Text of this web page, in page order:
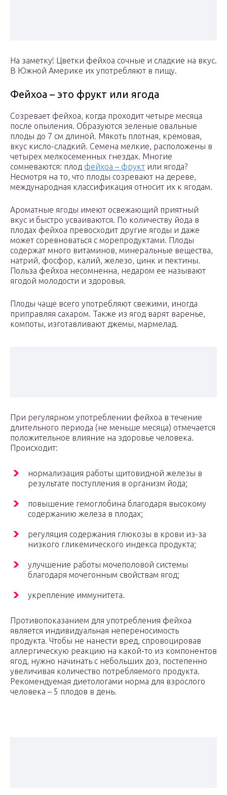
На заметку! Цветки фейхоа сочные и сладкие на вкус.
В Южной Америке их употребляют в пищу.
Фейхоа – это фрукт или ягода
Созревает фейхоа, когда проходит четыре месяца
после опыления. Образуются зеленые овальные
плоды до 7 см длиной. Мякоть плотная, кремовая,
вкус кисло-сладкий. Семена мелкие, расположены в
четырех мелкосеменных гнездах. Многие
сомневаются: плод фейхоа – фрукт или ягода?
Несмотря на то, что плоды созревают на дереве,
международная классификация относит их к ягодам.
Ароматные ягоды имеют освежающий приятный
вкус и быстро усваиваются. По количеству йода в
плодах фейхоа превосходит другие ягоды и даже
может соревноваться с морепродуктами. Плоды
содержат много витаминов, минеральные вещества,
натрий, фосфор, калий, железо, цинк и пектины.
Польза фейхоа несомненна, недаром ее называют
ягодой молодости и здоровья.
Плоды чаще всего употребляют свежими, иногда
приправляя сахаром. Также из ягод варят варенье,
компоты, изготавливают джемы, мармелад.
При регулярном употреблении фейхоа в течение
длительного периода (не меньше месяца) отмечается
положительное влияние на здоровье человека.
Происходит:
нормализация работы щитовидной железы в
результате поступления в организм йода;
повышение гемоглобина благодаря высокому
содержанию железа в плодах;
регуляция содержания глюкозы в крови из-за
низкого гликемического индекса продукта;
улучшение работы мочеполовой системы
благодаря мочегонным свойствам ягод;
укрепление иммунитета.
Противопоказанием для употребления фейхоа
является индивидуальная непереносимость
продукта. Чтобы не нанести вред, спровоцировав
аллергическую реакцию на какой-то из компонентов
ягод, нужно начинать с небольших доз, постепенно
увеличивая количество потребляемого продукта.
Рекомендуемая диетологами норма для взрослого
человека – 5 плодов в день.